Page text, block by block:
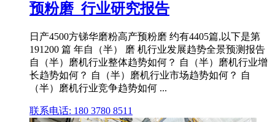
预粉磨_行业研究报告
日产4500方锑华磨粉高产预粉磨 约有4405篇,以下是第
191200 篇 年自（半） 磨 机行业发展趋势全景预测报告
自（半）磨机行业整体趋势如何？ 自（半）磨机行业增
长趋势如何？ 自（半）磨机行业市场趋势如何？ 自
（半）磨机行业竞争趋势如何 ...
联系电话: 180 3780 8511